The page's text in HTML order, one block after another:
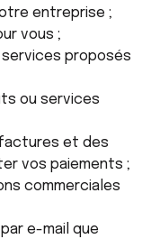
entreprise ;
vous ;
proposés
ou services
et des
vos paiements ;
commerciales
e-mail que